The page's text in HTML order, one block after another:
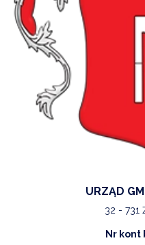
URZĄD
32 - 731
Nr kont